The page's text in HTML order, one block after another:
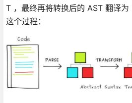
T ，最终再将转换后的 AST 翻译为
这个过程：